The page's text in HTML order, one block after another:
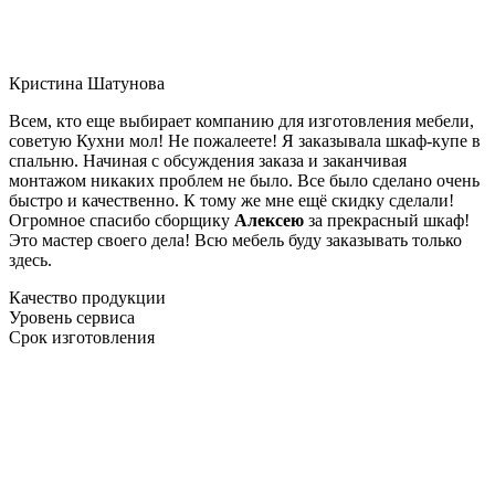
Кристина Шатунова
Всем, кто еще выбирает компанию для изготовления мебели,
советую Кухни мол! Не пожалеете! Я заказывала шкаф-купе в
спальню. Начиная с обсуждения заказа и заканчивая
монтажом никаких проблем не было. Все было сделано очень
быстро и качественно. К тому же мне ещё скидку сделали!
Огромное спасибо сборщику Алексею за прекрасный шкаф!
Это мастер своего дела! Всю мебель буду заказывать только
здесь.
Качество продукции
Уровень сервиса
Срок изготовления